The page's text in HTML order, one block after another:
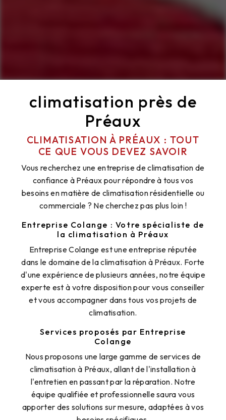
climatisation près de
Préaux
CLIMATISATION À PRÉAUX : TOUT
CE QUE VOUS DEVEZ SAVOIR
Vous recherchez une entreprise de climatisation de
confiance à Préaux pour répondre à tous vos
besoins en matière de climatisation résidentielle ou
commerciale ? Ne cherchez pas plus loin !
Entreprise Colange : Votre spécialiste de
la climatisation à Préaux
Entreprise Colange est une entreprise réputée
dans le domaine de la climatisation à Préaux. Forte
d'une expérience de plusieurs années, notre équipe
experte est à votre disposition pour vous conseiller
et vous accompagner dans tous vos projets de
climatisation.
Services proposés par Entreprise
Colange
Nous proposons une large gamme de services de
climatisation à Préaux, allant de l'installation à
l'entretien en passant par la réparation. Notre
équipe qualifiée et professionnelle saura vous
apporter des solutions sur mesure, adaptées à vos